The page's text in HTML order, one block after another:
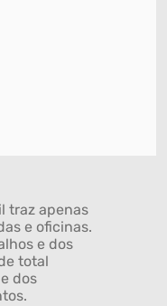
traz apenas
e oficinas.
e dos
total
dos